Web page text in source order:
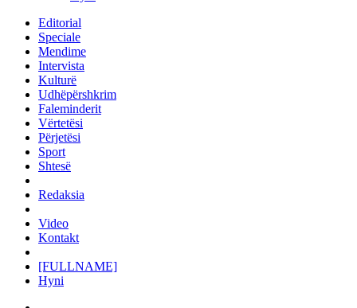
Editorial
Speciale
Mendime
Intervista
Kulturë
Udhëpërshkrim
Faleminderit
Vërtetësi
Përjetësi
Sport
Shtesë
Redaksia
Video
Kontakt
[FULLNAME]
Hyni